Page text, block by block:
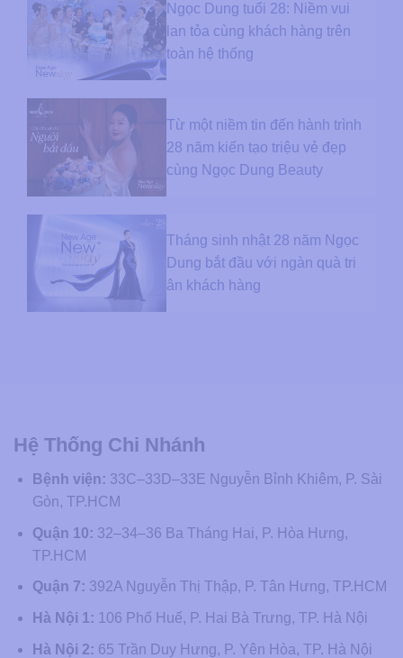
Ngọc Dung tuổi 28: Niềm vui
lan tỏa cùng khách hàng trên
toàn hệ thống
Từ một niềm tin đến hành trình
28 năm kiến tạo triệu vẻ đẹp
cùng Ngọc Dung Beauty
Tháng sinh nhật 28 năm Ngọc
Dung bắt đầu với ngàn quà tri
ân khách hàng
Hệ Thống Chi Nhánh
Bệnh viện: 33C–33D–33E Nguyễn Bỉnh Khiêm, P. Sài
Gòn, TP.HCM
Quận 10: 32–34–36 Ba Tháng Hai, P. Hòa Hưng,
TP.HCM
Quận 7: 392A Nguyễn Thị Thập, P. Tân Hưng, TP.HCM
Hà Nội 1: 106 Phố Huế, P. Hai Bà Trưng, TP. Hà Nội
Hà Nội 2: 65 Trần Duy Hưng, P. Yên Hòa, TP. Hà Nội